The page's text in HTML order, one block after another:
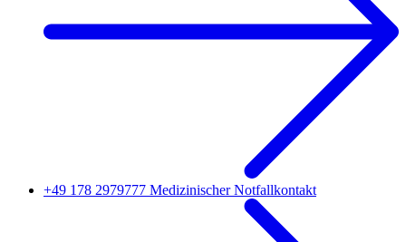
+49 178 2979777 Medizinischer Notfallkontakt